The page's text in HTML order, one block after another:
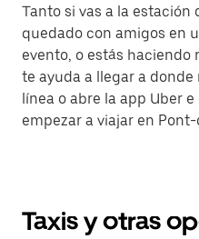
Tanto si vas a la estación
quedado con amigos en
evento, o estás haciendo
te ayuda a llegar a donde
línea o abre la app Uber
empezar a viajar en
Taxis y otras